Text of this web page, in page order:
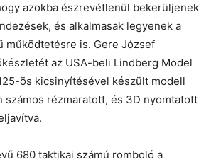
azokba észrevétlenül bekerüljenek
és alkalmasak legyenek a
működtetésre is. Gere József
az USA-beli Lindberg Model
ös kicsinyítésével készült modell
számos rézmaratott, és 3D nyomtatott
680 taktikai számú romboló a